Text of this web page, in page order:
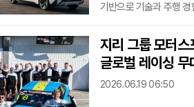
기반으로 기술과 주행
드러내는 핵심 전략이
SAV)로 거듭난 더 뉴
기준을 새롭게 정의한
언어더 뉴 BMW iX3의
지리 그룹 모터
글로벌 레이싱 무
2026.06.19 06:50